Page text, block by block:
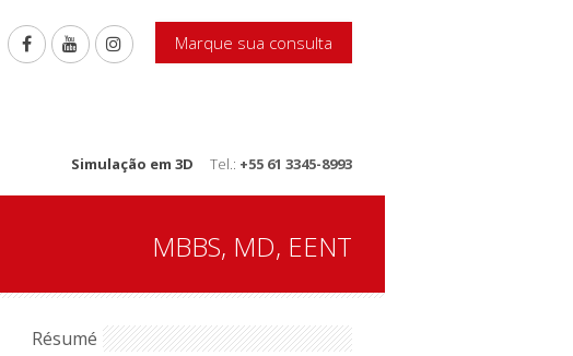
Marque sua consulta
Simulação em 3D Tel.: +55 61 3345-8993
MBBS, MD, EENT
Résumé